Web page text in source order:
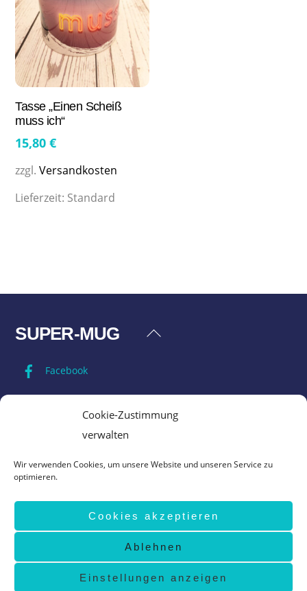
Cookie-Zustimmung
verwalten
Wir verwenden Cookies, um unsere Website und unseren Service zu
optimieren.
Cookies akzeptieren
Ablehnen
Einstellungen anzeigen
Tasse „Einen Scheiß
muss ich“
15,80€
zzgl.Versandkosten
Lieferzeit: Standard
Back
SUPER-MUG
Facebook
Vertrag widerrufen
Super-Mug 2026 design bywww.grafik-ewald.de